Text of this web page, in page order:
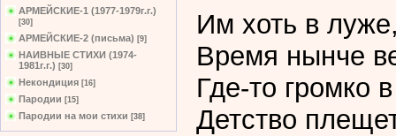
АРМЕЙСКИЕ-1 (1977-1979г.г.)
[30]
АРМЕЙСКИЕ-2 (письма) [9]
НАИВНЫЕ СТИХИ (1974-
1981г.г.) [30]
Некондиция [16]
Пародии [15]
Пародии на мои стихи [38]
Им хоть в
Время нынче
Где-то громко
Детство